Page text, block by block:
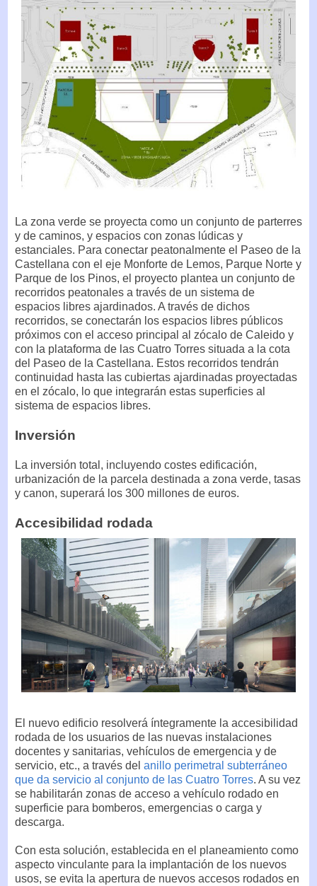
La zona verde se proyecta como un conjunto de parterres
y de caminos, y espacios con zonas lúdicas y
estanciales. Para conectar peatonalmente el Paseo de la
Castellana con el eje Monforte de Lemos, Parque Norte y
Parque de los Pinos, el proyecto plantea un conjunto de
recorridos peatonales a través de un sistema de
espacios libres ajardinados. A través de dichos
recorridos, se conectarán los espacios libres públicos
próximos con el acceso principal al zócalo de Caleido y
con la plataforma de las Cuatro Torres situada a la cota
del Paseo de la Castellana. Estos recorridos tendrán
continuidad hasta las cubiertas ajardinadas proyectadas
en el zócalo, lo que integrarán estas superficies al
sistema de espacios libres.
Inversión
La inversión total, incluyendo costes edificación,
urbanización de la parcela destinada a zona verde, tasas
y canon, superará los 300 millones de euros.
Accesibilidad rodada
El nuevo edificio resolverá íntegramente la accesibilidad
rodada de los usuarios de las nuevas instalaciones
docentes y sanitarias, vehículos de emergencia y de
servicio, etc., a través del anillo perimetral subterráneo
que da servicio al conjunto de las Cuatro Torres. A su vez
se habilitarán zonas de acceso a vehículo rodado en
superficie para bomberos, emergencias o carga y
descarga.
Con esta solución, establecida en el planeamiento como
aspecto vinculante para la implantación de los nuevos
usos, se evita la apertura de nuevos accesos rodados en